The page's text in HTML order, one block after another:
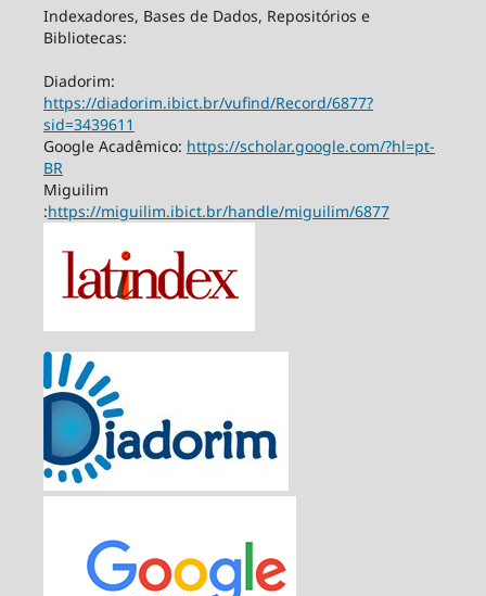
Indexadores, Bases de Dados, Repositórios e
Bibliotecas:
Diadorim:
https://diadorim.ibict.br/vufind/Record/6877?
sid=3439611
Google Acadêmico: https://scholar.google.com/?hl=pt-
BR
Miguilim
:https://miguilim.ibict.br/handle/miguilim/6877